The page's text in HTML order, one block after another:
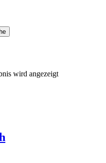
wird angezeigt